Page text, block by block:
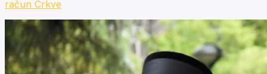
račun Crkve